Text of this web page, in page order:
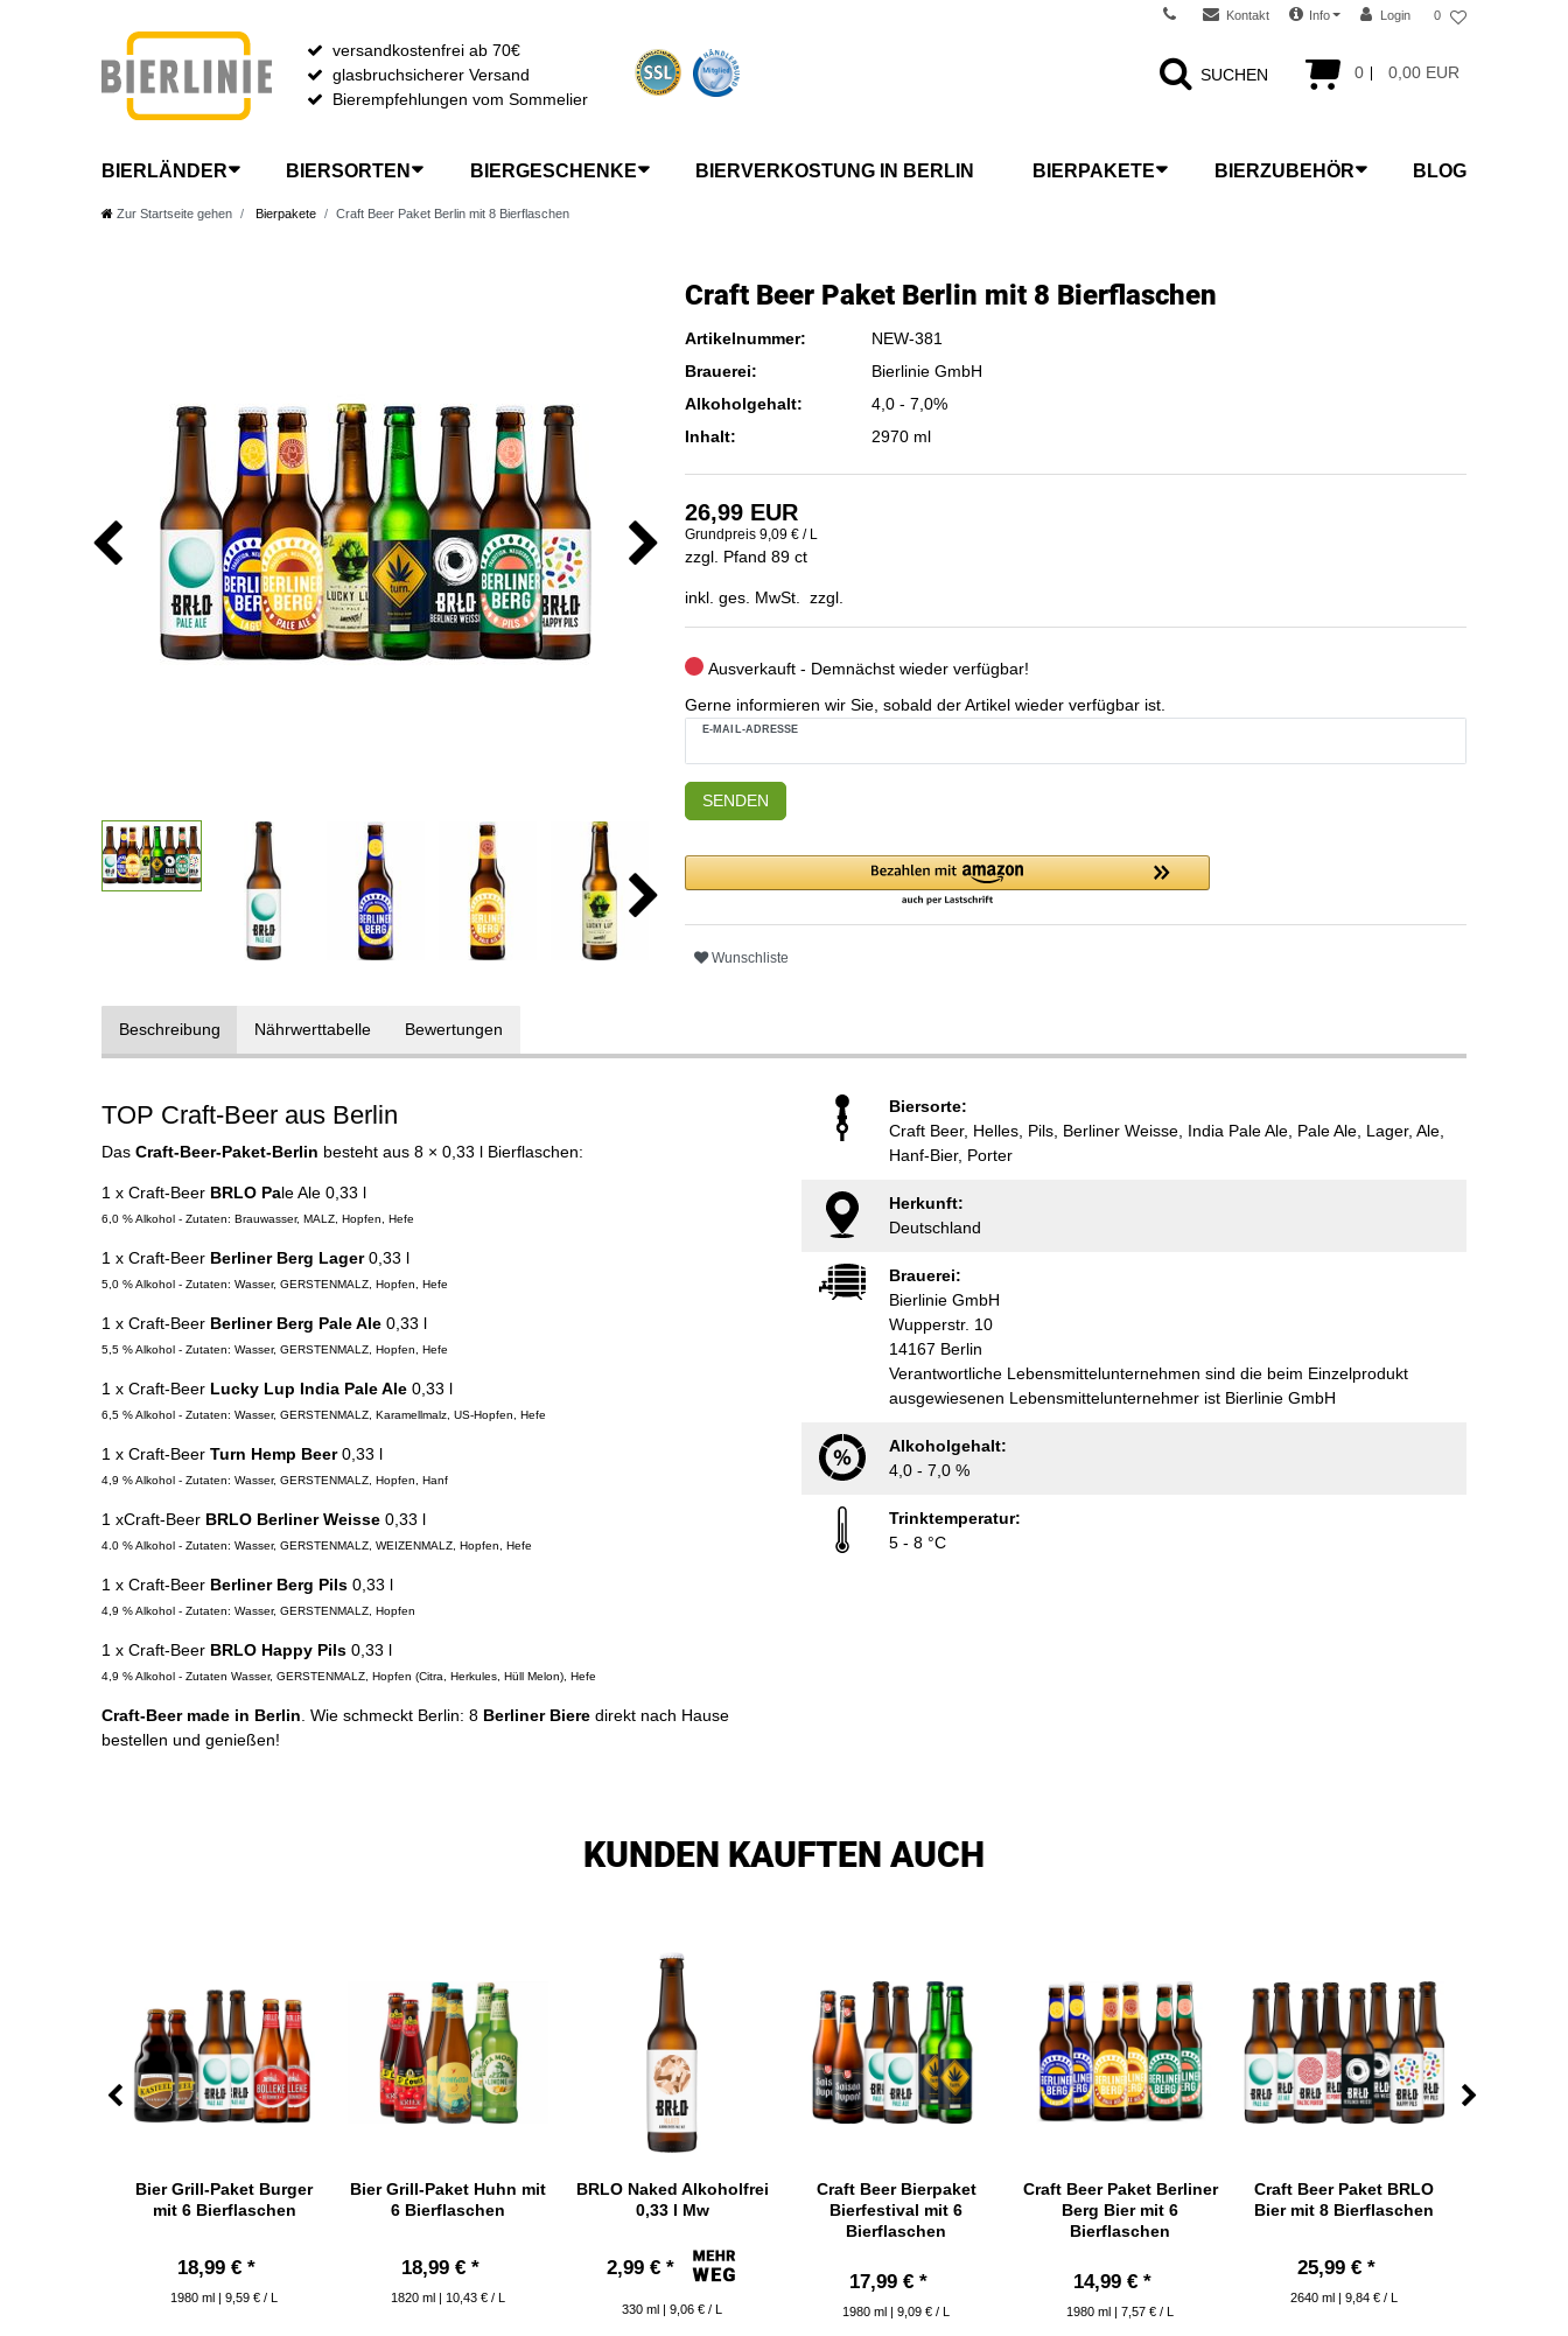
Kontakt Info Login 0
0 0,00 EUR
versandkostenfrei ab 70€
glasbruchsicherer Versand
Bierempfehlungen vom Sommelier
SUCHEN
BIERLÄNDER BIERSORTEN BIERGESCHENKE BIERVERKOSTUNG IN BERLIN BIERPAKETE BIERZUBEHÖR BLOG
Zur Startseite gehen Bierpakete Craft Beer Paket Berlin mit 8 Bierflaschen
Craft Beer Paket Berlin mit 8 Bierflaschen
Artikelnummer:
NEW-381
Brauerei:
Bierlinie GmbH
Alkoholgehalt:
4,0 - 7,0%
Inhalt:
2970 ml
26,99 EUR
Grundpreis 9,09 € / L
zzgl. Pfand 89 ct
inkl. ges. MwSt. zzgl.
Ausverkauft - Demnächst wieder verfügbar!
Gerne informieren wir Sie, sobald der Artikel wieder verfügbar ist.
E-MAIL-ADRESSE
SENDEN
Wunschliste
Beschreibung Nährwerttabelle Bewertungen
TOP Craft-Beer aus Berlin
Das Craft-Beer-Paket-Berlin besteht aus 8 × 0,33 l Bierflaschen:
1 x Craft-Beer BRLO Pale Ale 0,33 l
6,0 % Alkohol - Zutaten: Brauwasser, MALZ, Hopfen, Hefe
1 x Craft-Beer Berliner Berg Lager0,33 l
5,0 % Alkohol - Zutaten: Wasser, GERSTENMALZ, Hopfen, Hefe
1 x Craft-Beer Berliner Berg Pale Ale 0,33 l
5,5 % Alkohol - Zutaten: Wasser, GERSTENMALZ, Hopfen, Hefe
1 x Craft-Beer Lucky Lup India Pale Ale 0,33 l
6,5 % Alkohol - Zutaten: Wasser, GERSTENMALZ, Karamellmalz, US-Hopfen, Hefe
1 x Craft-Beer Turn Hemp Beer0,33 l
4,9 % Alkohol - Zutaten: Wasser, GERSTENMALZ, Hopfen, Hanf
1 xCraft-Beer BRLO Berliner Weisse 0,33 l
4.0 % Alkohol - Zutaten: Wasser, GERSTENMALZ, WEIZENMALZ, Hopfen, Hefe
1 x Craft-Beer Berliner Berg Pils 0,33 l
4,9 % Alkohol - Zutaten: Wasser, GERSTENMALZ, Hopfen
1 x Craft-Beer BRLO Happy Pils 0,33 l
4,9 % Alkohol - Zutaten Wasser, GERSTENMALZ, Hopfen (Citra, Herkules, Hüll Melon), Hefe
Craft-Beer made in Berlin. Wie schmeckt Berlin: 8 Berliner Biere direkt nach Hause
bestellen und genießen!
Biersorte:
Craft Beer, Helles, Pils, Berliner Weisse, India Pale Ale, Pale Ale, Lager, Ale,
Hanf-Bier, Porter
Herkunft:
Deutschland
Brauerei:
Bierlinie GmbH
Wupperstr. 10
14167 Berlin
Verantwortliche Lebensmittelunternehmen sind die beim Einzelprodukt
ausgewiesenen Lebensmittelunternehmer ist Bierlinie GmbH
Alkoholgehalt:
4,0 - 7,0 %
Trinktemperatur:
5 - 8 °C
KUNDEN KAUFTEN AUCH
Bier Grill-Paket Burger
mit 6 Bierflaschen
18,99 € *
1980 ml | 9,59 € / L
Bier Grill-Paket Huhn mit
6 Bierflaschen
18,99 € *
1820 ml | 10,43 € / L
BRLO Naked Alkoholfrei
0,33 l Mw
2,99 € *
330 ml | 9,06 € / L
Craft Beer Bierpaket
Bierfestival mit 6
Bierflaschen
17,99 € *
1980 ml | 9,09 € / L
Craft Beer Paket Berliner
Berg Bier mit 6
Bierflaschen
14,99 € *
1980 ml | 7,57 € / L
Craft Beer Paket BRLO
Bier mit 8 Bierflaschen
25,99 € *
2640 ml | 9,84 € / L